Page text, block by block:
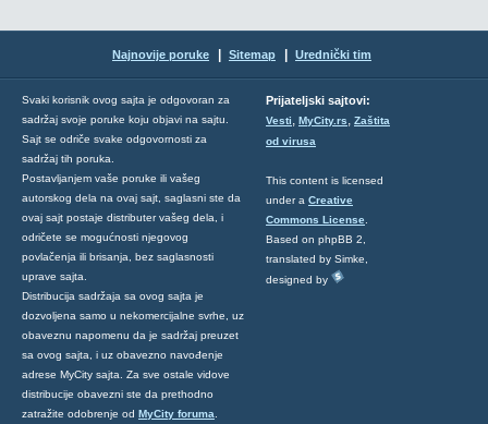
Najnovije poruke Sitemap Urednički tim
Svaki korisnik ovog sajta je odgovoran za
sadržaj svoje poruke koju objavi na sajtu.
Sajt se odriče svake odgovornosti za
sadržaj tih poruka.
Postavljanjem vaše poruke ili vašeg
autorskog dela na ovaj sajt, saglasni ste da
ovaj sajt postaje distributer vašeg dela, i
odričete se mogućnosti njegovog
povlačenja ili brisanja, bez saglasnosti
uprave sajta.
Distribucija sadržaja sa ovog sajta je
dozvoljena samo u nekomercijalne svrhe, uz
obaveznu napomenu da je sadržaj preuzet
sa ovog sajta, i uz obavezno navođenje
adrese MyCity sajta. Za sve ostale vidove
distribucije obavezni ste da prethodno
zatražite odobrenje od MyCity foruma
Prijateljski sajtovi:
Vesti, MyCity.rs, Zaštita
od virusa
This content is licensed
under a Creative
Commons License
Based on phpBB 2,
translated by Simke,
designed by